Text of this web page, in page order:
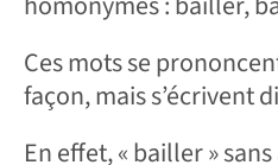
Ces mots se
façon, mais s’écrivent
En effet, « bailler »